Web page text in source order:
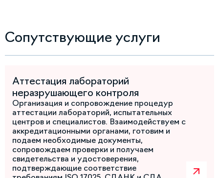
Сопутствующие услуги
Аттестация лабораторий
неразрушающего контроля
Организация и сопровождение процедур
аттестации лабораторий, испытательных
центров и специалистов. Взаимодействуем с
аккредитационными органами, готовим и
подаем необходимые документы,
сопровождаем проверки и получаем
свидетельства и удостоверения,
подтверждающие соответствие